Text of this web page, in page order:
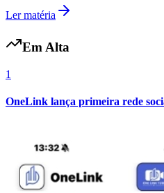
Ler matéria
Em Alta
1
OneLink lança primeira rede